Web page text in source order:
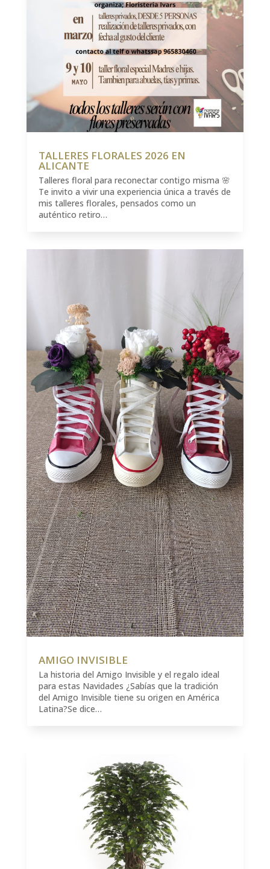
TALLERES FLORALES 2026 EN
ALICANTE
Talleres floral para reconectar contigo misma 🌸
Te invito a vivir una experiencia única a través de
mis talleres florales, pensados como un
auténtico retiro…
AMIGO INVISIBLE
La historia del Amigo Invisible y el regalo ideal
para estas Navidades ¿Sabías que la tradición
del Amigo Invisible tiene su origen en América
Latina?Se dice…